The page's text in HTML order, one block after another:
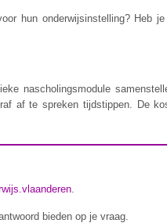
hun onderwijsinstelling? Heb
nascholingsmodule
af te spreken tijdstippen. De
.
bieden op je vraag.